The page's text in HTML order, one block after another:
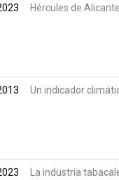
Hércules de
Un indicador
La industria